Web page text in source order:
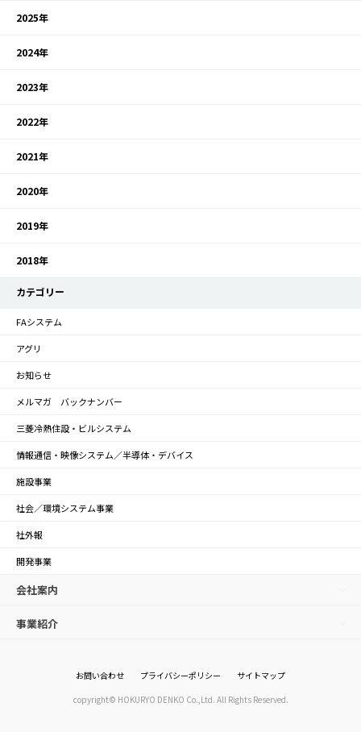
2025年
2024年
2023年
2022年
2021年
2020年
2019年
2018年
カテゴリー
FAシステム
アグリ
お知らせ
メルマガ バックナンバー
三菱冷熱住設・ビルシステム
情報通信・映像システム／半導体・デバイス
施設事業
社会／環境システム事業
社外報
開発事業
会社案内
事業紹介
お問い合わせ プライバシーポリシー
サイトマップ
copyright© HOKURYO DENKO Co.,Ltd. All Rights Reserved.